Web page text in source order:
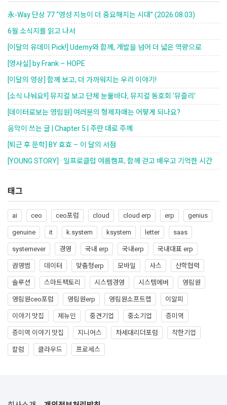
永-Way 단상 77 “영성 지능이 더 중요해지는 시대” (2026.08.03)
6월 소식지를 읽고 나서
[이달의 유데미 Pick!] Udemy와 함께, 개발을 넘어 더 넓은 역량으로
[영사실] by Frank – HOPE
[이달의 영상] 함께 보고, 더 가까워지는 우리 이야기!
[소식 나눠요!!] 뮤지컬 보고 단체 눈물바다, 뮤지컬 동호회 ‘뮤즐리’
[데이터로보는 영림원] 여러분의 형제자매는 어떻게 되나요?
음악이 쓰는 글 | Chapter 5 | 주란 대로 주께
[퇴근 후 문학] BY 효효 – 이 달의 서점
[YOUNG STORY] · 일프로클럽 여름캠프, 함께 걷고 배우고 기억한 시간
태그
ai ceo ceo포럼 cloud cloud erp erp
genius
genuine
it k.system ksystem letter
saas
systemever
경영 국내 erp 국내erp
국내대표 erp
권영범
데이터 맞춤형erp 모바일 사스
산학협력
솔루션
스마트팩토리 시스템경영 시스템에버
영림원
영림원ceo포럼
영림원erp 영림원소프트랩
이알피
이야기 맛집
제뉴인 중견기업 중소기업
증미역
증미역 이야기 맛집
지니어스 차세대리더포럼
착한기업
칼럼
클라우드 프로세스